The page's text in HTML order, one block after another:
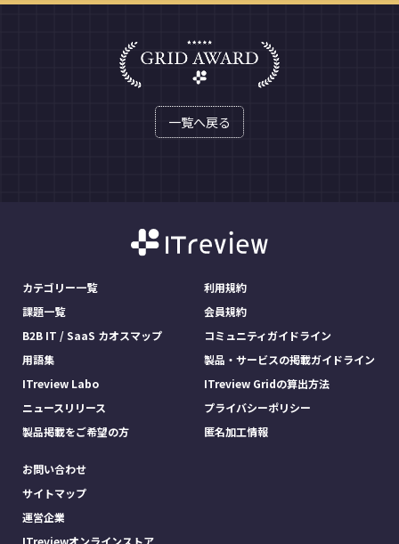
一覧へ戻る
カテゴリー一覧
課題一覧
B2B IT / SaaS カオスマップ
用語集
ITreview Labo
ニュースリリース
製品掲載をご希望の方
利用規約
会員規約
コミュニティガイドライン
製品・サービスの掲載ガイドライン
ITreview Gridの算出方法
プライバシーポリシー
匿名加工情報
お問い合わせ
サイトマップ
運営企業